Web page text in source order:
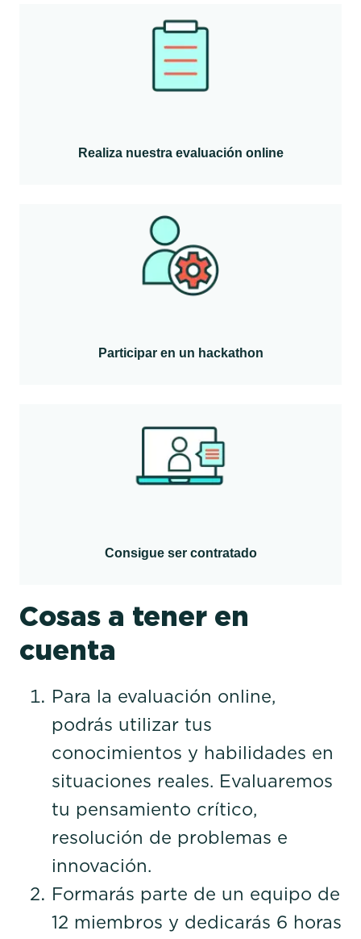
Realiza nuestra evaluación online
Participar en un hackathon
Consigue ser contratado
Cosas a tener en
cuenta
Para la evaluación online,
podrás utilizar tus
conocimientos y habilidades en
situaciones reales. Evaluaremos
tu pensamiento crítico,
resolución de problemas e
innovación.
Formarás parte de un equipo de
12 miembros y dedicarás 6 horas